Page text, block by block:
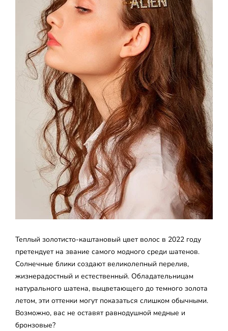
Теплый золотисто-каштановый цвет волос в 2022 году
претендует на звание самого модного среди шатенов.
Солнечные блики создают великолепный перелив,
жизнерадостный и естественный. Обладательницам
натурального шатена, выцветающего до темного золота
летом, эти оттенки могут показаться слишком обычными.
Возможно, вас не оставят равнодушной медные и
бронзовые?